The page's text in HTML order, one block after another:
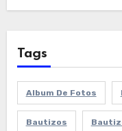
Tags
Album De Fotos
Bautizos